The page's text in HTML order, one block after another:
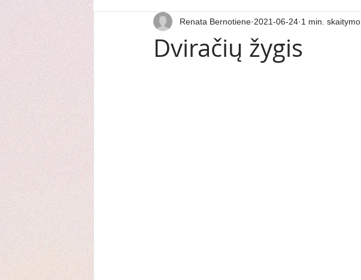
Dviračių žygis
Renata Bernotiene 2021-06-24 1 min. skaitymo